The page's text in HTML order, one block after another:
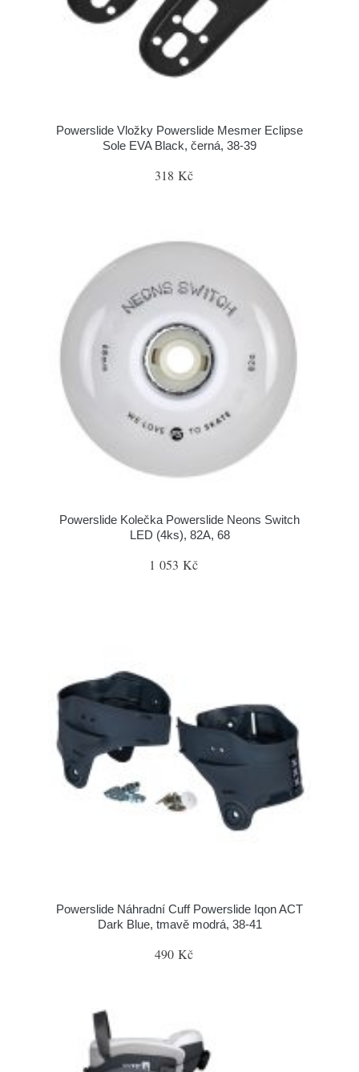
Powerslide Vložky Powerslide Mesmer Eclipse
Sole EVA Black, černá, 38-39
318 Kč
Powerslide Kolečka Powerslide Neons Switch
LED (4ks), 82A, 68
1 053 Kč
Powerslide Náhradní Cuff Powerslide Iqon ACT
Dark Blue, tmavě modrá, 38-41
490 Kč